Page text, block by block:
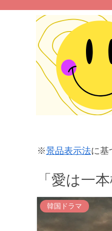
※景品表示法に基
「愛は一
韓国ドラマ